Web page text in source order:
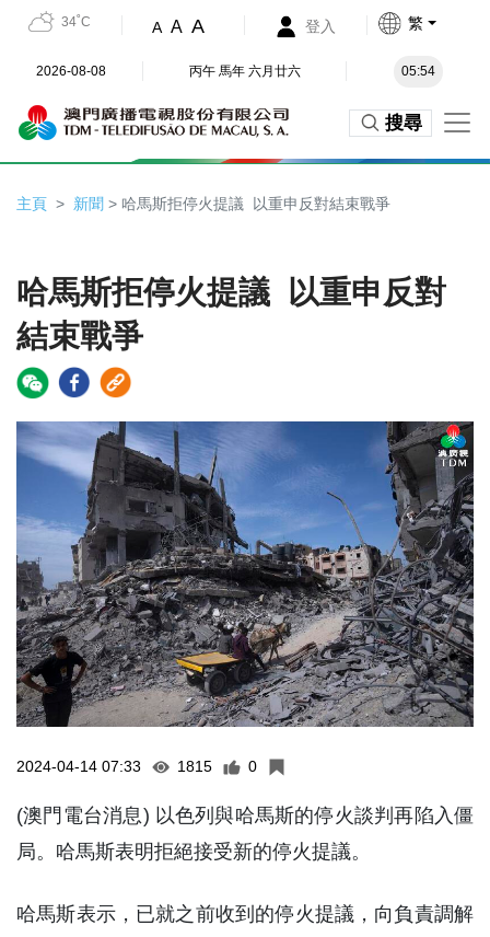
34˚C A A A 登入 繁
2026-08-08 丙午 馬年 六月廿六 05:54
搜尋
主頁 新聞 > 哈馬斯拒停火提議 以重申反對結束戰爭
哈馬斯拒停火提議 以重申反對
結束戰爭
2024-04-14 07:33 1815 0
(澳門電台消息) 以色列與哈馬斯的停火談判再陷入僵
局。哈馬斯表明拒絕接受新的停火提議。
哈馬斯表示，已就之前收到的停火提議，向負責調解